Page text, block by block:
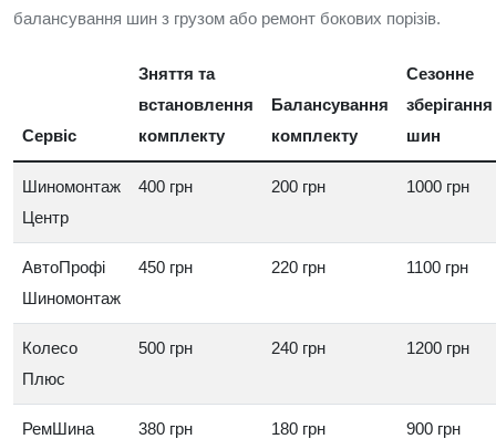
балансування шин з грузом або ремонт бокових порізів.
Сервіс
Зняття та
встановлення
комплекту
Балансування
комплекту
Сезонне
зберігання
шин
Шиномонтаж
Центр
400 грн 200 грн 1000 грн
АвтоПрофі
Шиномонтаж
450 грн 220 грн 1100 грн
Колесо
Плюс
500 грн 240 грн 1200 грн
РемШина 380 грн 180 грн 900 грн